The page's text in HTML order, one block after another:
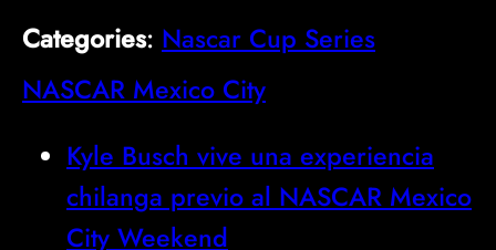
Categories: Nascar Cup Series
NASCAR Mexico City
Kyle Busch vive una experiencia
chilanga previo al NASCAR Mexico
City Weekend